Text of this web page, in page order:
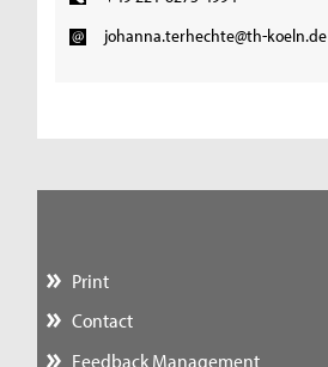
johanna.terhechte@th-koeln.de
Print
Contact
Feedback Management